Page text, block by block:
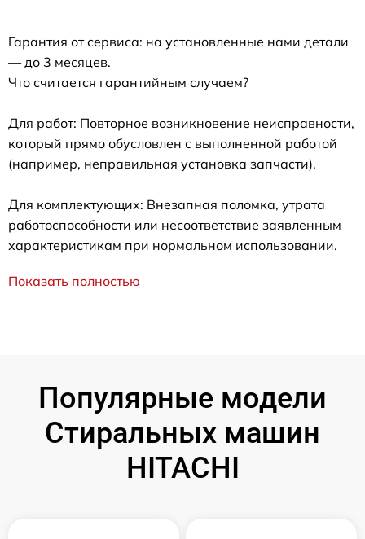
Гарантия от сервиса: на установленные нами детали
— до 3 месяцев.
Что считается гарантийным случаем?
Для работ: Повторное возникновение неисправности,
который прямо обусловлен с выполненной работой
(например, неправильная установка запчасти).
Для комплектующих: Внезапная поломка, утрата
работоспособности или несоответствие заявленным
характеристикам при нормальном использовании.
Показать полностью
Популярные модели
Стиральных машин
HITACHI